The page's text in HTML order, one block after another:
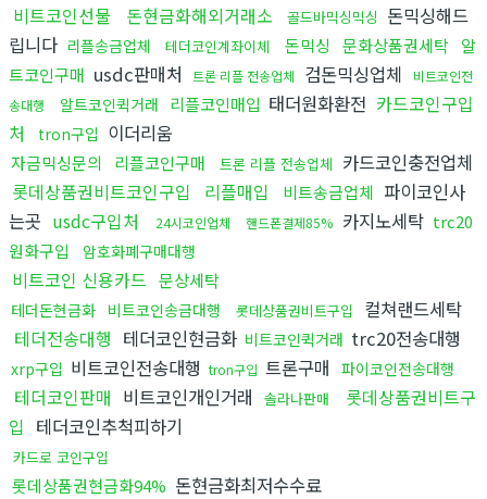
비트코인선물
돈현금화해외거래소 골드바믹싱믹싱 돈믹싱해드
립니다 리플송금업체 테더코인계좌이체 돈믹싱 문화상품권세탁 알
트코인구매 usdc판매처 트론 리플 전송업체 검돈믹싱업체
비트코인전
송대행
알트코인퀵거래 리플코인매입 태더원화환전 카드코인구입
처
tron구입 이더리움
자금믹싱문의 리플코인구매 트론 리플 전송업체 카드코인충전업체
롯데상품권비트코인구입
리플매입 비트송금업체 파이코인사
는곳 usdc구입처 24시코인업체 핸드폰결제85% 카지노세탁 trc20
원화구입
암호화폐구매대행
비트코인 신용카드 문상세탁
테더돈현금화 비트코인송금대행 롯데상품권비트구입
컬쳐랜드세탁
테더전송대행 테더코인현금화 비트코인퀵거래 trc20전송대행
xrp구입 비트코인전송대행 tron구입 트론구매 파이코인전송대행
테더코인판매 비트코인개인거래 솔라나판매
롯데상품권비트구
입 테더코인추척피하기
카드로 코인구입
롯데상품권현금화94% 돈현금화최저수수료